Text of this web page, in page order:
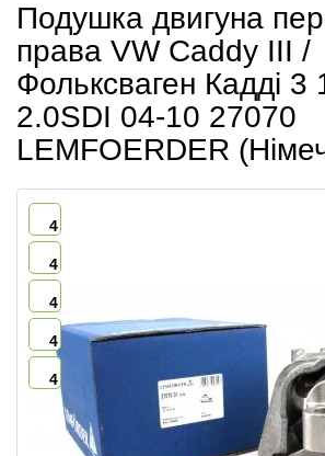
Подушка двигуна
права VW Caddy III /
Фольксваген Кадді 3
2.0SDI 04-10 27070
LEMFOERDER
4
4
4
4
4